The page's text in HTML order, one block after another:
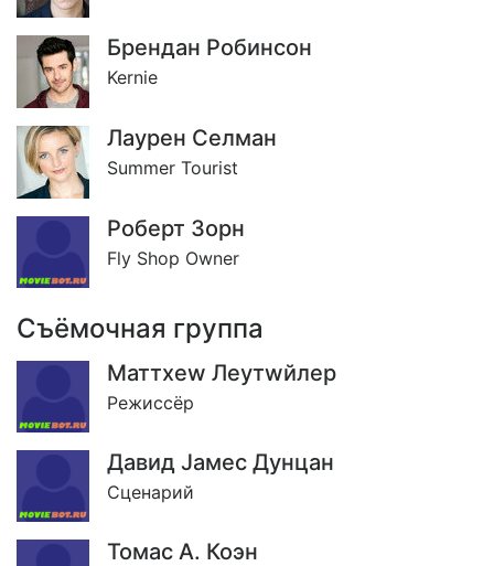
Брендан Робинсон
Kernie
Лаурен Селман
Summer Tourist
Роберт Зорн
Fly Shop Owner
Съёмочная группа
Маттхеw Леутwйлер
Режиссёр
Давид Jамес Дунцан
Сценарий
Томас А. Коэн